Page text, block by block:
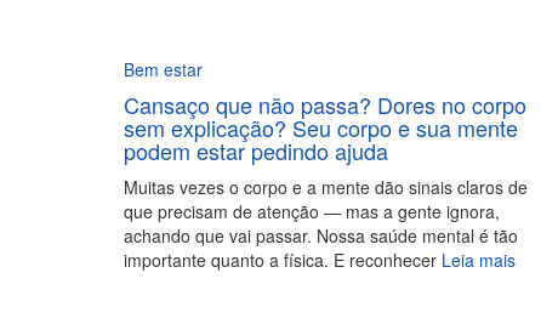
Bem estar
Cansaço que não passa? Dores no corpo
sem explicação? Seu corpo e sua mente
podem estar pedindo ajuda
Muitas vezes o corpo e a mente dão sinais claros de
que precisam de atenção — mas a gente ignora,
achando que vai passar. Nossa saúde mental é tão
importante quanto a física. E reconhecer Leia mais